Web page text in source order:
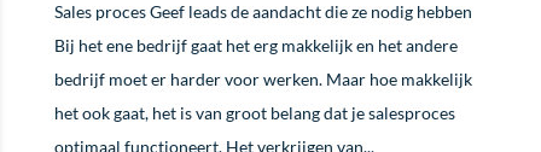
Sales proces Geef leads de aandacht die ze nodig hebben
Bij het ene bedrijf gaat het erg makkelijk en het andere
bedrijf moet er harder voor werken. Maar hoe makkelijk
het ook gaat, het is van groot belang dat je salesproces
optimaal functioneert. Het verkrijgen van...